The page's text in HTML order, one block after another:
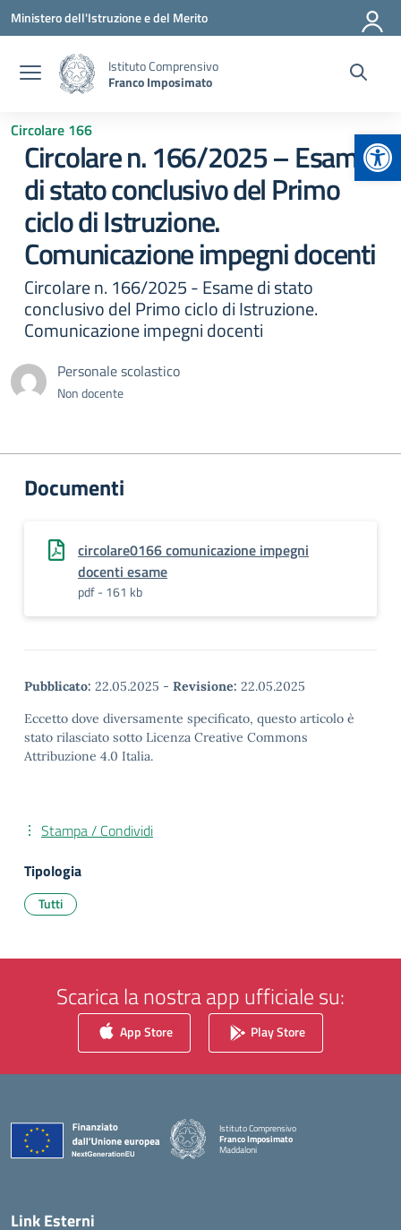
Vai ai contenuti
Vai al menu di navigazione
Vai al footer
Ministero dell'Istruzione e del Merito
Istituto Comprensivo
Franco Imposimato
Circolare 166
Circolare n. 166/2025 – Esame
di stato conclusivo del Primo
ciclo di Istruzione.
Comunicazione impegni docenti
Circolare n. 166/2025 - Esame di stato
conclusivo del Primo ciclo di Istruzione.
Comunicazione impegni docenti
Personale scolastico
Non docente
Documenti
circolare0166 comunicazione impegni
docenti esame
pdf - 161 kb
Pubblicato: 22.05.2025 - Revisione: 22.05.2025
Eccetto dove diversamente specificato, questo articolo è
stato rilasciato sotto Licenza Creative Commons
Attribuzione 4.0 Italia.
Stampa / Condividi
Tipologia
Tutti
Scarica la nostra app ufficiale su:
App Store Play Store
Istituto Comprensivo
Franco Imposimato
Maddaloni
Link Esterni